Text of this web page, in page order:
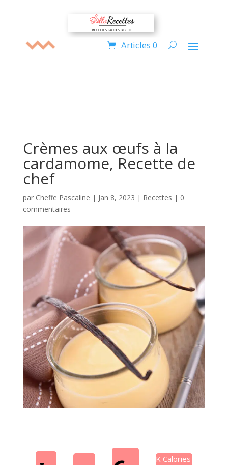
Articles 0
Crèmes aux œufs à la
cardamome, Recette de
chef
par Cheffe Pascaline | Jan 8, 2023 | Recettes | 0
commentaires
K Calories